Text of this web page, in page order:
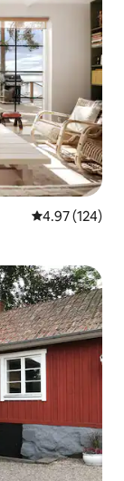
レビュー124
4.97 (124)